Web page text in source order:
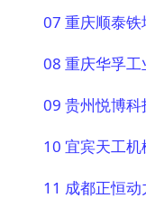
07 重庆顺泰
08 重庆华孚
09 贵州悦博科
10 宜宾天工
11 成都正恒